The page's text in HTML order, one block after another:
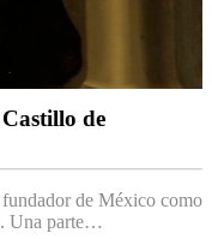
de
de México como
Una parte…